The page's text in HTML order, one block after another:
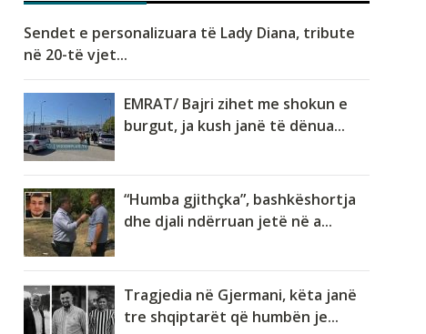
Sendet e personalizuara të Lady Diana, tribute
në 20-të vjet...
EMRAT/ Bajri zihet me shokun e
burgut, ja kush janë të dënua...
“Humba gjithçka”, bashkëshortja
dhe djali ndërruan jetë në a...
Tragjedia në Gjermani, këta janë
tre shqiptarët që humbën je...